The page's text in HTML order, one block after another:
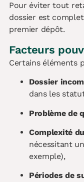
Pour éviter tout
dossier est
premier dépôt.
Facteurs
Certains éléments
Dossier
dans les
Problème de
Complexité
nécessitant
exemple),
Périodes de